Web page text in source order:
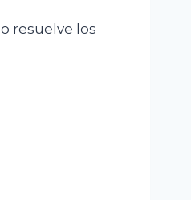
resuelve los